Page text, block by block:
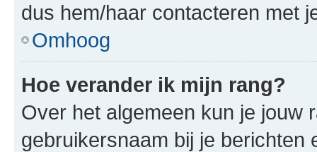
dus hem/haar contacteren met
Omhoog
Hoe verander ik mijn rang?
Over het algemeen kun je jouw
gebruikersnaam bij je berichten